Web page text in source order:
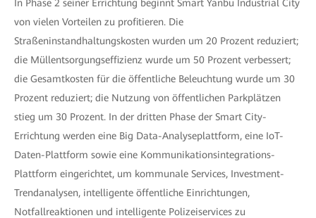
In Phase 2 seiner Errichtung beginnt Smart Yanbu Industrial City
von vielen Vorteilen zu profitieren. Die
Straßeninstandhaltungskosten wurden um 20 Prozent reduziert;
die Müllentsorgungseffizienz wurde um 50 Prozent verbessert;
die Gesamtkosten für die öffentliche Beleuchtung wurde um 30
Prozent reduziert; die Nutzung von öffentlichen Parkplätzen
stieg um 30 Prozent. In der dritten Phase der Smart City-
Errichtung werden eine Big Data-Analyseplattform, eine IoT-
Daten-Plattform sowie eine Kommunikationsintegrations-
Plattform eingerichtet, um kommunale Services, Investment-
Trendanalysen, intelligente öffentliche Einrichtungen,
Notfallreaktionen und intelligente Polizeiservices zu